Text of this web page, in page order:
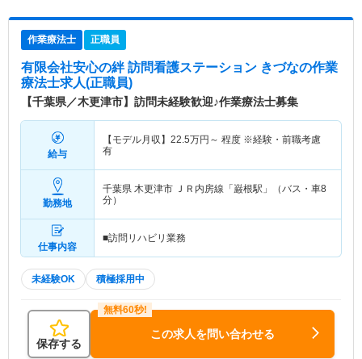
作業療法士 正職員
有限会社安心の絆 訪問看護ステーション きづなの作業
療法士求人(正職員)
【千葉県／木更津市】訪問未経験歓迎♪作業療法士募集
給与
【モデル月収】 22.5万円～ 程度 ※経験・前職考慮
有
勤務地
千葉県 木更津市 ＪＲ内房線「巌根駅」（バス・車8
分）
仕事内容
■訪問リハビリ業務
未経験OK 積極採用中
保存する
この求人を問い合わせる